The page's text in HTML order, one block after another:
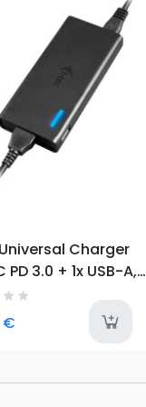
Charger
PD 3.0 + 1x USB-A,
€